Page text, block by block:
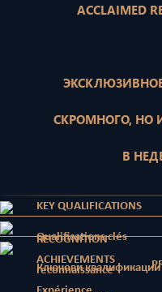
ACCLAIMED
СКРОМНОГО, НО
В
KEY QUALIFICATIONS
Qualifications clés
Ключови квалификации
RECOGNITION
reconnaissance
ACHIEVEMENTS